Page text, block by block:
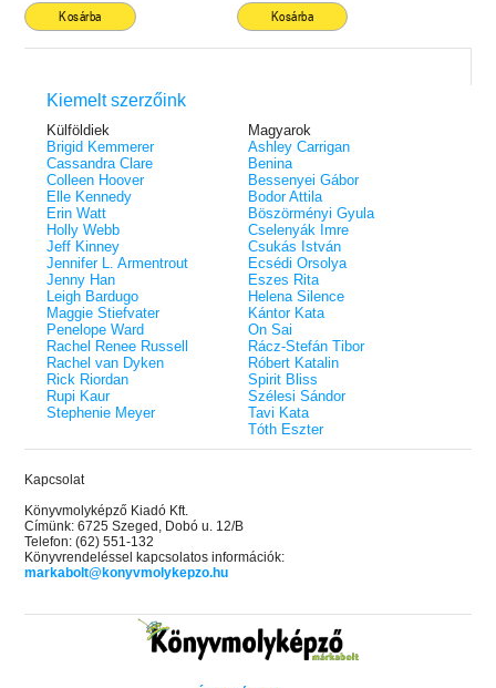
Kosárba Kosárba
Kiemelt szerzőink
Külföldiek
Brigid Kemmerer
Cassandra Clare
Colleen Hoover
Elle Kennedy
Erin Watt
Holly Webb
Jeff Kinney
Jennifer L. Armentrout
Jenny Han
Leigh Bardugo
Maggie Stiefvater
Penelope Ward
Rachel Renee Russell
Rachel van Dyken
Rick Riordan
Rupi Kaur
Stephenie Meyer
Magyarok
Ashley Carrigan
Benina
Bessenyei Gábor
Bodor Attila
Böszörményi Gyula
Cselenyák Imre
Csukás István
Ecsédi Orsolya
Eszes Rita
Helena Silence
Kántor Kata
On Sai
Rácz-Stefán Tibor
Róbert Katalin
Spirit Bliss
Szélesi Sándor
Tavi Kata
Tóth Eszter
Kapcsolat
Könyvmolyképző Kiadó Kft.
Címünk: 6725 Szeged, Dobó u. 12/B
Telefon: (62) 551-132
Könyvrendeléssel kapcsolatos információk:
markabolt@konyvmolykepzo.hu